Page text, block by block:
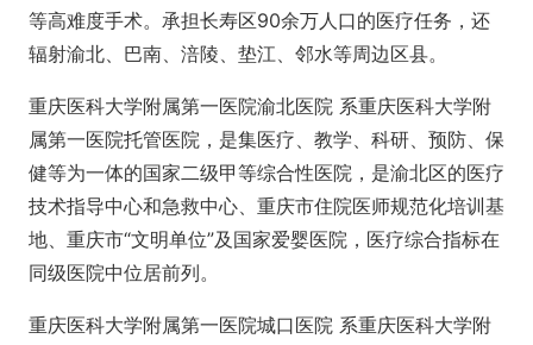
等高难度手术。承担长寿区90余万人口的医疗任务，还
辐射渝北、巴南、涪陵、垫江、邻水等周边区县。
重庆医科大学附属第一医院渝北医院 系重庆医科大学附
属第一医院托管医院，是集医疗、教学、科研、预防、保
健等为一体的国家二级甲等综合性医院，是渝北区的医疗
技术指导中心和急救中心、重庆市住院医师规范化培训基
地、重庆市“文明单位”及国家爱婴医院，医疗综合指标在
同级医院中位居前列。
重庆医科大学附属第一医院城口医院 系重庆医科大学附